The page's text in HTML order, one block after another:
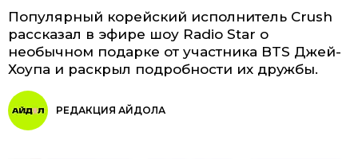
Популярный корейский исполнитель Crush
рассказал в эфире шоу Radio Star о
необычном подарке от участника BTS Джей-
Хоупа и раскрыл подробности их дружбы.
РЕДАКЦИЯ АЙДОЛА